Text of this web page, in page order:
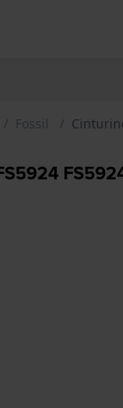
Fossil